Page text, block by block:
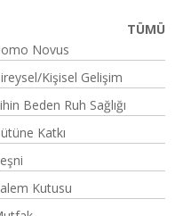
TÜMÜ
Novus
Kişisel Gelişim
Beden Ruh Sağlığı
Katkı
Kutusu